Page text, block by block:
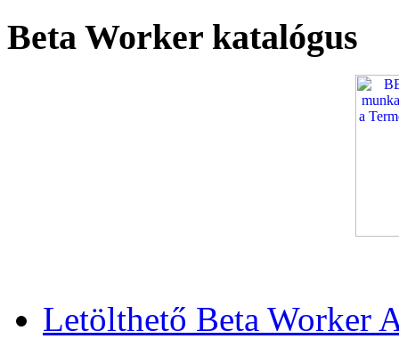
Beta Worker katalógus
Letölthető Beta Worker